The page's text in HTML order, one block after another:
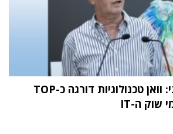
מחקר STKI השנתי: וואן טכנולוגיות דורגה כ-TOP